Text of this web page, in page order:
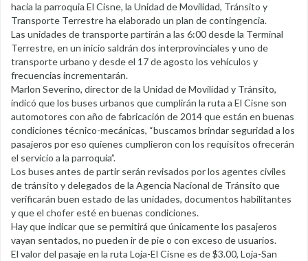
hacia la parroquia El Cisne, la Unidad de Movilidad, Tránsito y
Transporte Terrestre ha elaborado un plan de contingencia.
Las unidades de transporte partirán a las 6:00 desde la Terminal
Terrestre, en un inicio saldrán dos interprovinciales y uno de
transporte urbano y desde el 17 de agosto los vehículos y
frecuencias incrementarán.
Marlon Severino, director de la Unidad de Movilidad y Tránsito,
indicó que los buses urbanos que cumplirán la ruta a El Cisne son
automotores con año de fabricación de 2014 que están en buenas
condiciones técnico-mecánicas, “buscamos brindar seguridad a los
pasajeros por eso quienes cumplieron con los requisitos ofrecerán
el servicio a la parroquia”.
Los buses antes de partir serán revisados por los agentes civiles
de tránsito y delegados de la Agencia Nacional de Tránsito que
verificarán buen estado de las unidades, documentos habilitantes
y que el chofer esté en buenas condiciones.
Hay que indicar que se permitirá que únicamente los pasajeros
vayan sentados, no pueden ir de pie o con exceso de usuarios.
El valor del pasaje en la ruta Loja-El Cisne es de $3.00, Loja-San